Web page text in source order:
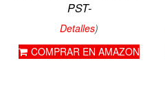
PST-
Detalles)
COMPRAR EN AMAZON